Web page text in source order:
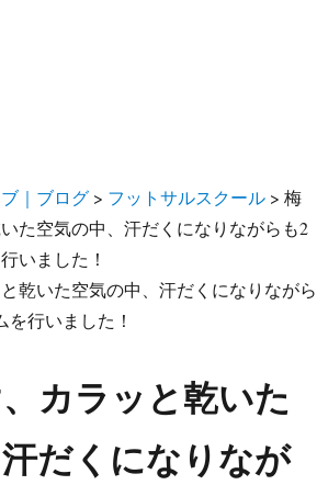
｜ブログ > フットサルスクール > 梅
た空気の中、汗だくになりながらも2
いました！
カラッと乾いた
だくになりなが